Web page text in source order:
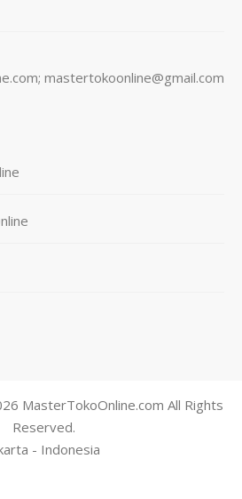
; mastertokoonline@gmail.com
MasterTokoOnline.com All Rights
Reserved.
- Indonesia